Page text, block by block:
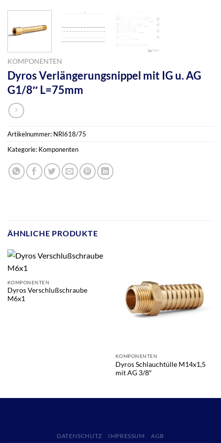
KOMPONENTEN
Dyros Verlängerungsnippel mit IG u. AG
G1/8″ L=75mm
Artikelnummer: NRI618/75
Kategorie: Komponenten
ÄHNLICHE PRODUKTE
KOMPONENTEN
Dyros Verschlußschraube
M6x1
KOMPONENTEN
Dyros Schlauchtülle M14x1,5
mit AG 3/8″
DATENSCHUTZ IMPRESSUM AGB